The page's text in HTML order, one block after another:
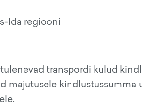
Ida regiooni
transpordi kulud
majutusele kindlustussumma